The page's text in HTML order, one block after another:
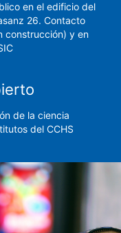
en el edificio del
26. Contacto
construcción) y en
de la ciencia
del CCHS